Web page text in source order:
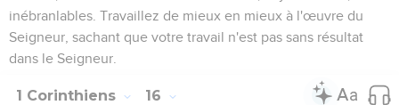
inébranlables. Travaillez de mieux en mieux à l'œuvre du
Seigneur, sachant que votre travail n'est pas sans résultat
dans le Seigneur.
1 Corinthiens 16